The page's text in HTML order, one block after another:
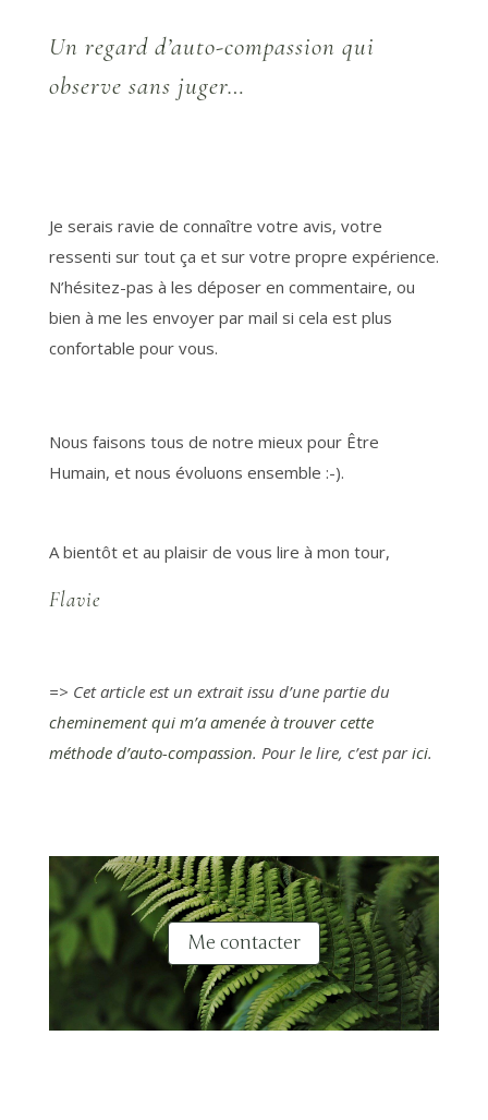
Un regard d’auto-compassion qui
observe sans juger…
Je serais ravie de connaître votre avis, votre
ressenti sur tout ça et sur votre propre expérience.
N’hésitez-pas à les déposer en commentaire, ou
bien à me les envoyer par mail si cela est plus
confortable pour vous.
Nous faisons tous de notre mieux pour Être
Humain, et nous évoluons ensemble :-).
A bientôt et au plaisir de vous lire à mon tour,
Flavie
=> Cet article est un extrait issu d’une partie du
cheminement qui m’a amenée à trouver cette
méthode d’auto-compassion. Pour le lire, c’est parici.
Me contacter